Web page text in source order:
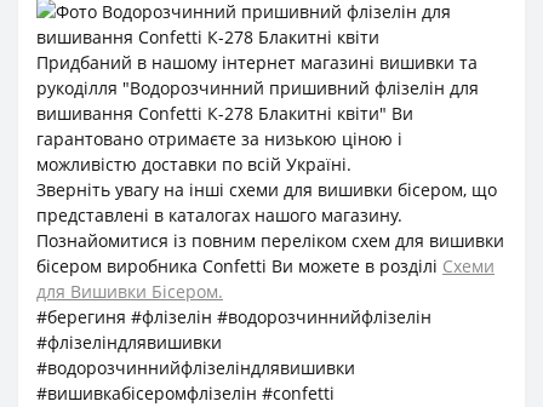
Придбаний в нашому інтернет магазині вишивки та
рукоділля "Водорозчинний пришивний флізелін для
вишивання Confetti К-278 Блакитні квіти" Ви
гарантовано отримаєте за низькою ціною і
можливістю доставки по всій Україні.
Зверніть увагу на інші схеми для вишивки бісером, що
представлені в каталогах нашого магазину.
Познайомитися із повним переліком схем для вишивки
бісером виробника Confetti Ви можете в розділі Схеми
для Вишивки Бісером.
#берегиня #флізелін #водорозчиннийфлізелін
#флізеліндлявишивки
#водорозчиннийфлізеліндлявишивки
#вишивкабісеромфлізелін #confetti